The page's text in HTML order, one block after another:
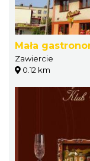
Mała
Zawiercie
0.12 km